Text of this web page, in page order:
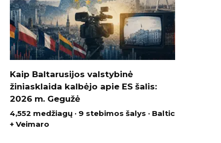
Kaip Baltarusijos valstybinė
žiniasklaida kalbėjo apie ES šalis:
2026 m. Gegužė
4,552 medžiagų · 9 stebimos šalys · Baltic
+ Veimaro